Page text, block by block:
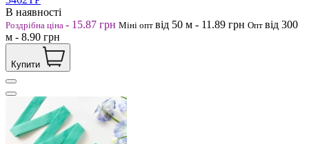
В наявності
Роздрібна ціна - 15.87 грн Міні опт від 50 м - 11.89 грн Опт від 300
м - 8.90 грн
Купити